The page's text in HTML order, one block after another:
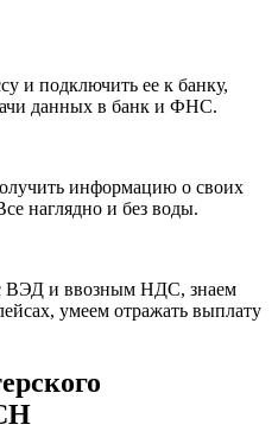
и подключить ее к банку,
данных в банк и ФНС.
информацию о своих
наглядно и без воды.
ВЭД и ввозным НДС, знаем
умеем отражать выплату